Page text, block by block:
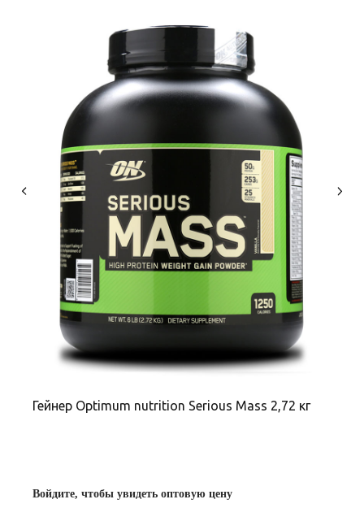
Гейнер Optimum nutrition Serious Mass 2,72 кг
Войдите, чтобы увидеть оптовую цену